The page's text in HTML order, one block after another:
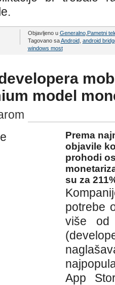
Objavljeno u Generalno, Pametni
Tagovano saAndroid, android
windows most
model
Prema
objavile
prohodi
su za
potrebe
više od
App